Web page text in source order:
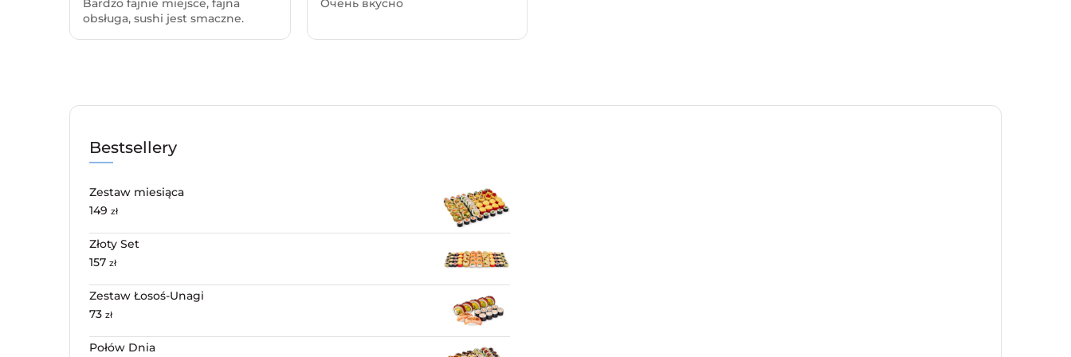
Bardzo fajnie miejsce, fajna
obsługa, sushi jest smaczne.
Очень вкусно
Bestsellery
Zestaw miesiąca
149 zł
Złoty Set
157 zł
Zestaw Łosoś-Unagi
73 zł
Połów Dnia